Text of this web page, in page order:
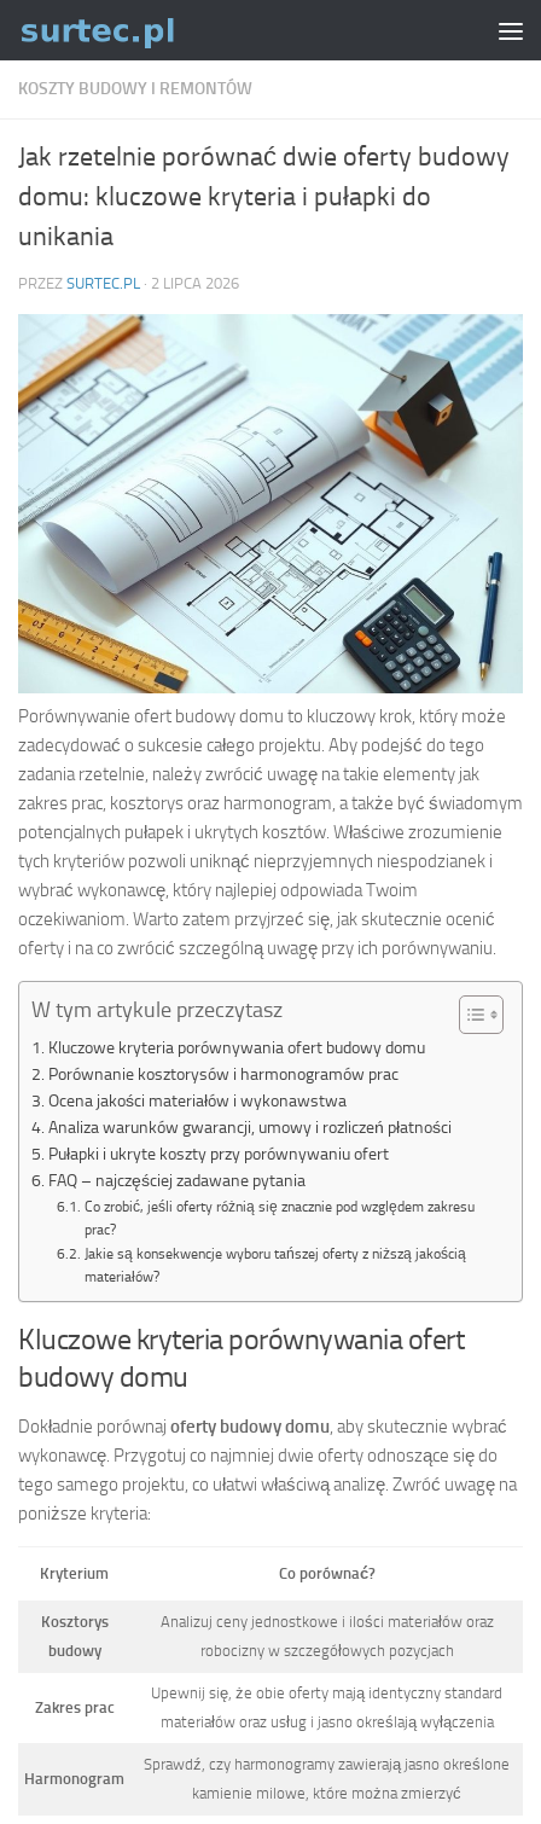
Skip to content
KOSZTY BUDOWY I REMONTÓW
Jak rzetelnie porównać dwie oferty budowy
domu: kluczowe kryteria i pułapki do
unikania
PRZEZ SURTEC.PL · 2 LIPCA 2026
Porównywanie ofert budowy domu to kluczowy krok, który może
zadecydować o sukcesie całego projektu. Aby podejść do tego
zadania rzetelnie, należy zwrócić uwagę na takie elementy jak
zakres prac, kosztorys oraz harmonogram, a także być świadomym
potencjalnych pułapek i ukrytych kosztów. Właściwe zrozumienie
tych kryteriów pozwoli uniknąć nieprzyjemnych niespodzianek i
wybrać wykonawcę, który najlepiej odpowiada Twoim
oczekiwaniom. Warto zatem przyjrzeć się, jak skutecznie ocenić
oferty i na co zwrócić szczególną uwagę przy ich porównywaniu.
W tym artykule przeczytasz
Kluczowe kryteria porównywania ofert budowy domu
Porównanie kosztorysów i harmonogramów prac
Ocena jakości materiałów i wykonawstwa
Analiza warunków gwarancji, umowy i rozliczeń płatności
Pułapki i ukryte koszty przy porównywaniu ofert
FAQ – najczęściej zadawane pytania
Co zrobić, jeśli oferty różnią się znacznie pod względem zakresu
prac?
Jakie są konsekwencje wyboru tańszej oferty z niższą jakością
materiałów?
Kluczowe kryteria porównywania ofert
budowy domu
Dokładnie porównaj oferty budowy domu , aby skutecznie wybrać
wykonawcę. Przygotuj co najmniej dwie oferty odnoszące się do
tego samego projektu, co ułatwi właściwą analizę. Zwróć uwagę na
poniższe kryteria:
Kryterium Co porównać?
Kosztorys
budowy
Analizuj ceny jednostkowe i ilości materiałów oraz
robocizny w szczegółowych pozycjach
Zakres prac
Upewnij się, że obie oferty mają identyczny standard
materiałów oraz usług i jasno określają wyłączenia
Harmonogram
Sprawdź, czy harmonogramy zawierają jasno określone
kamienie milowe, które można zmierzyć